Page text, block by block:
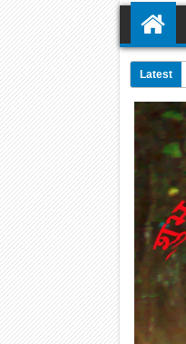
Latest